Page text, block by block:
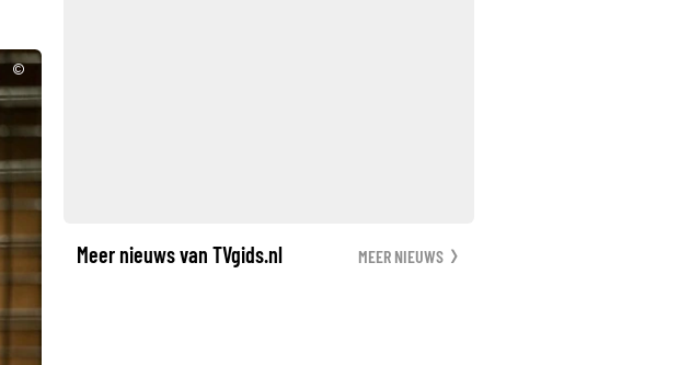
©
Meer nieuws van TVgids.nl MEER NIEUWS